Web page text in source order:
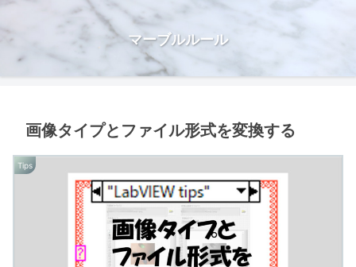
マーブルルール
画像タイプとファイル形式を変換する
Tips